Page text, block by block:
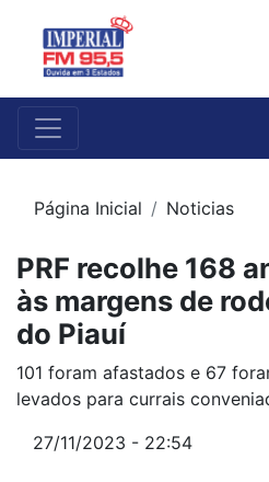
Página Inicial Noticias
PRF recolhe 168
às margens de
do Piauí
101 foram afastados e 67
levados para currais
27/11/2023 - 22:54